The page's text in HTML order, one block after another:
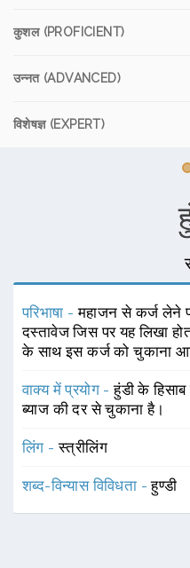
कुशल (PROFICIENT)
उन्नत (ADVANCED)
विशेषज्ञ (EXPERT)
परिभाषा -महाजन से कर्ज लेने
दस्तावेज जिस पर यह लिखा
के साथ इस कर्ज को चुकाना
वाक्य में प्रयोग -हुंडी के
ब्याज की दर से चुकाना है।
लिंग -स्त्रीलिंग
शब्द-विन्यास विविधता -हुण्डी